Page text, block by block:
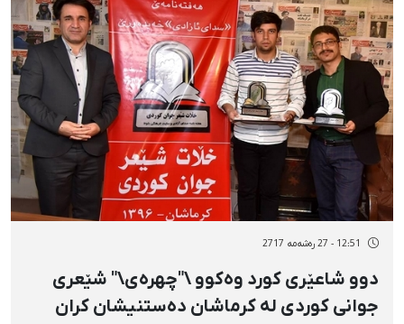
12:51 - 27 رەشەمه 2717
دوو شاعێری کورد وەکوو \"چهرەی\" شێعری
جوانی کوردی لە کرماشان دەستنیشان کران